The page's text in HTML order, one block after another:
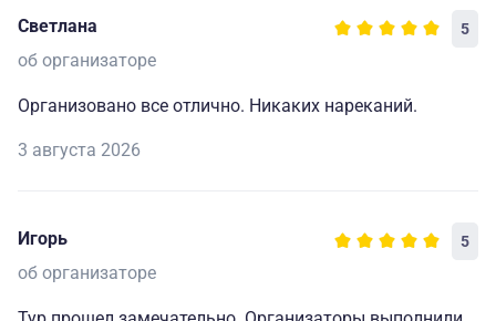
Светлана 5
об организаторе
Организовано все отлично. Никаких нареканий.
3 августа 2026
Игорь 5
об организаторе